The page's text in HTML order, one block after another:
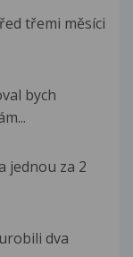
třemi měsíci
bych
jednou za 2
dva